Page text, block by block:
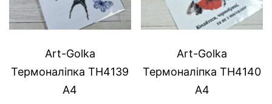
Art-Golka
Термоналіпка ТН4139
А4
Art-Golka
Термоналіпка ТН4140
А4